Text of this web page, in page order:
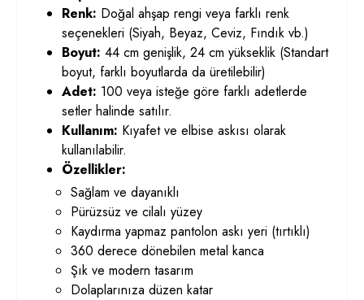
Renk: Doğal ahşap rengi veya farklı renk
seçenekleri (Siyah, Beyaz, Ceviz, Fındık vb.)
Boyut: 44 cm genişlik, 24 cm yükseklik (Standart
boyut, farklı boyutlarda da üretilebilir)
Adet: 100 veya isteğe göre farklı adetlerde
setler halinde satılır.
Kullanım: Kıyafet ve elbise askısı olarak
kullanılabilir.
Özellikler:
Sağlam ve dayanıklı
Pürüzsüz ve cilalı yüzey
Kaydırma yapmaz pantolon askı yeri (tırtıklı)
360 derece dönebilen metal kanca
Şık ve modern tasarım
Dolaplarınıza düzen katar